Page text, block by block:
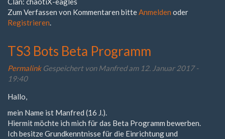
Zum Verfassen von Kommentaren bitteAnmelden oder
Registrieren.
TS3 Bots Beta Programm
Permalink Gespeichert vonManfredam 12. Januar 2017 -
19:40
Hallo,
mein Name ist Manfred (16 J.).
Hiermit möchte ich mich für das Beta Programm bewerben.
Ich besitze Grundkenntnisse für die Einrichtung und